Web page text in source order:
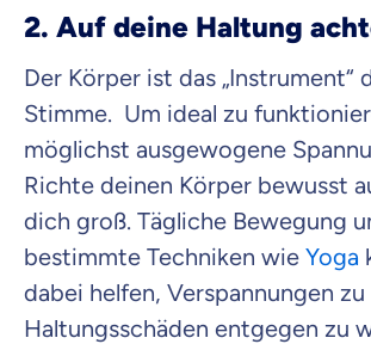
2. Auf deine Haltung
Der Körper ist das „Instrument“
Stimme. Um ideal zu
möglichst ausgewogene
Richte deinen Körper bewusst
dich groß. Tägliche Bewegung
bestimmte Techniken wie Yoga
dabei helfen, Verspannungen zu
Haltungsschäden entgegen zu